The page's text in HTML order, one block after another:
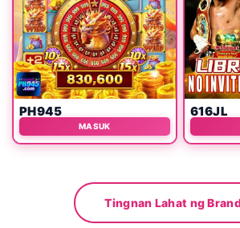
PH945
MASUK
616JL
Tingnan Lahat ng